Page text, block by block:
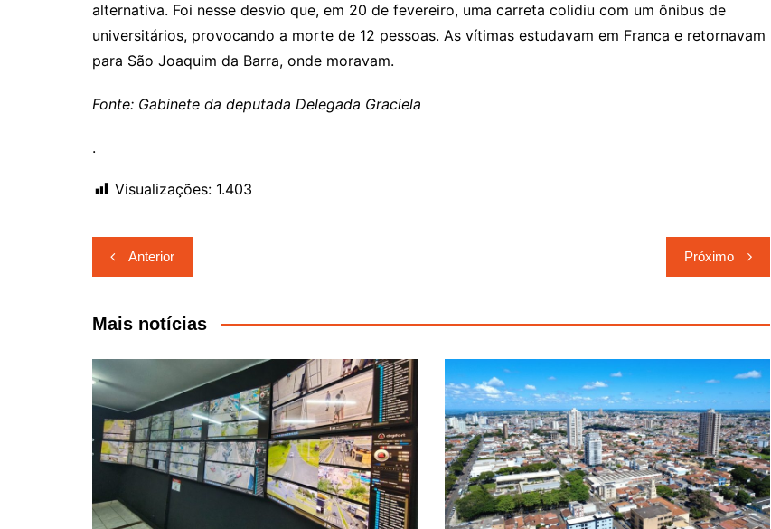
alternativa. Foi nesse desvio que, em 20 de fevereiro, uma carreta colidiu com um ônibus de
universitários, provocando a morte de 12 pessoas. As vítimas estudavam em Franca e retornavam
para São Joaquim da Barra, onde moravam.
Fonte: Gabinete da deputada Delegada Graciela
.
Visualizações: 1.403
Navegação
de
Post
Anterior Próximo
Mais notícias